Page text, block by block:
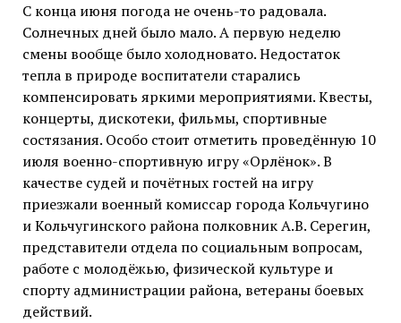
С конца июня погода не очень-то радовала.
Солнечных дней было мало. А первую неделю
смены вообще было холодновато. Недостаток
тепла в природе воспитатели старались
компенсировать яркими мероприятиями. Квесты,
концерты, дискотеки, фильмы, спортивные
состязания. Особо стоит отметить проведённую 10
июля военно-спортивную игру «Орлёнок». В
качестве судей и почётных гостей на игру
приезжали военный комиссар города Кольчугино
и Кольчугинского района полковник А.В. Серегин,
представители отдела по социальным вопросам,
работе с молодёжью, физической культуре и
спорту администрации района, ветераны боевых
действий.